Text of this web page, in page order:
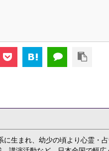
生まれ、幼少の頃より心霊・占